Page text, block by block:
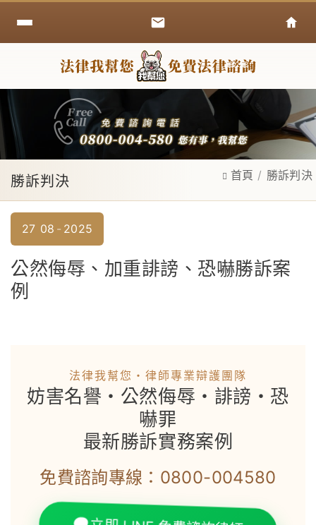
勝訴判決 首頁 勝訴判決
27 08 2025
公然侮辱、加重誹謗、恐嚇勝訴案
例
法律我幫您・律師專業辯護團隊
妨害名譽・公然侮辱・誹謗・恐
嚇罪
最新勝訴實務案例
免費諮詢專線：0800-004580